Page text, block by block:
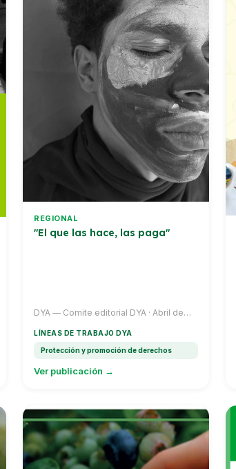
REGIONAL
"El que las hace, las paga"
DYA — Comite editorial DYA · Abril de
LÍNEAS DE TRABAJO DYA
Protección y promoción de derechos
Ver publicación →